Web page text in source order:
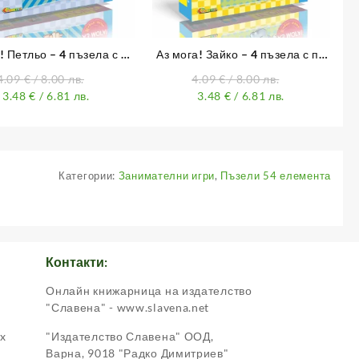
Петльо – 4 пъзела с по
€/ 8.00 лв.
3.48€ / 6.81 лв.
Аз мога! Зайко – 4 пъзела с по
4.09€/ 8.00 лв.
3.48 € / 6.81 лв.
Категории: Занимателни игри, Пъзели 54 елемента
Контакти:
Онлайн книжарница на издателство
"Славена" - www.slavena.net
"Издателство Славена" ООД,
Варна, 9018 "Радко Димитриев"